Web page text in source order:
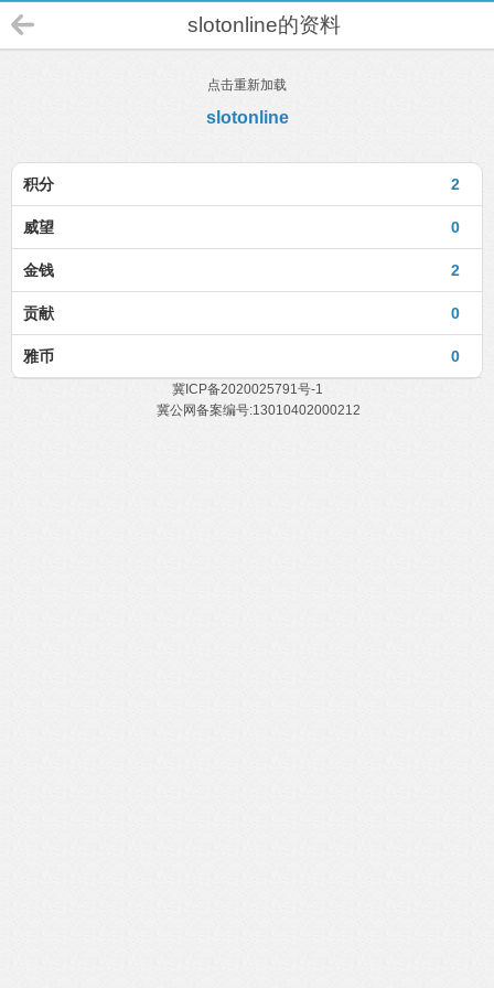
slotonline的资料
点击重新加载
slotonline
2
积分
0
威望
2
金钱
0
贡献
0
雅币
冀ICP备2020025791号-1
冀公网备案编号:13010402000212